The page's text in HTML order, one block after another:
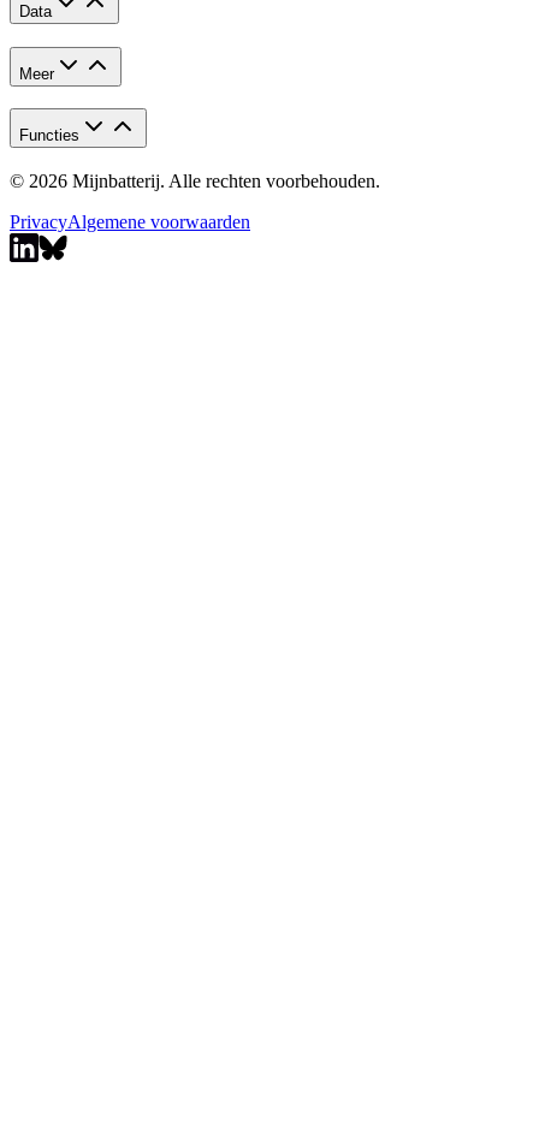
Data
Meer
Functies
© 2026 Mijnbatterij. Alle rechten voorbehouden.
PrivacyAlgemene voorwaarden